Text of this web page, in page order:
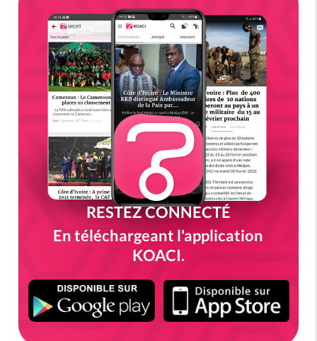
RESTEZ CONNECTÉ
En téléchargeant l'application
KOACI.